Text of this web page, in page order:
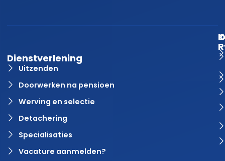
Dienstverlening
Uitzenden
Doorwerken na pensioen
Werving en selectie
Detachering
Specialisaties
Vacature aanmelden?